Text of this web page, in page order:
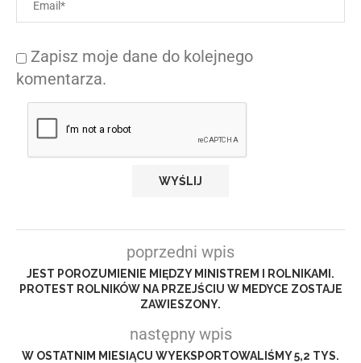
Zapisz moje dane do kolejnego
komentarza.
poprzedni wpis
JEST POROZUMIENIE MIĘDZY MINISTREM I ROLNIKAMI.
PROTEST ROLNIKÓW NA PRZEJŚCIU W MEDYCE ZOSTAJE
ZAWIESZONY.
następny wpis
W OSTATNIM MIESIĄCU WYEKSPORTOWALIŚMY 5,2 TYS.